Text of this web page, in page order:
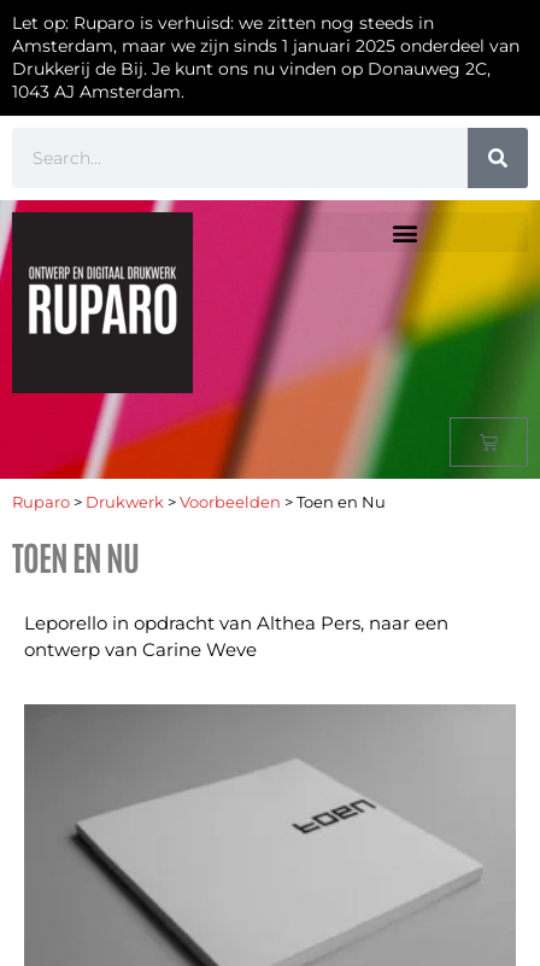
Let op: Ruparo is verhuisd: we zitten nog steeds in
Amsterdam, maar we zijn sinds 1 januari 2025 onderdeel van
Drukkerij de Bij. Je kunt ons nu vinden op Donauweg 2C,
1043 AJ Amsterdam.
Ruparo > Drukwerk > Voorbeelden > Toen en Nu
TOEN EN NU
Leporello in opdracht van Althea Pers, naar een
ontwerp van Carine Weve